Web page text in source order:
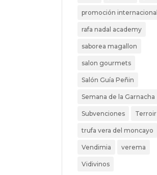
promoción internacional
rafa nadal academy
saborea magallon
salon gourmets
Salón Guía Peñin
Semana de la Garnacha
Subvenciones Terroir
trufa vera del moncayo
Vendimia verema
Vidivinos